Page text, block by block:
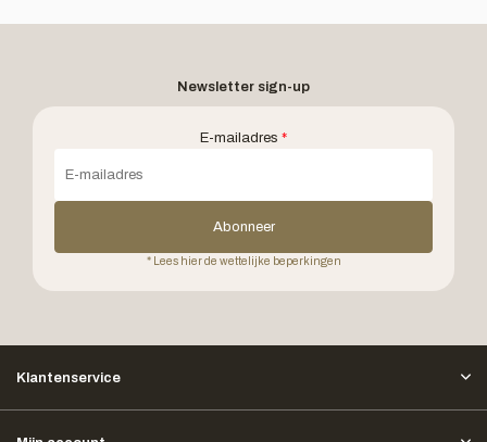
Newsletter sign-up
E-mailadres *
Abonneer
* Lees hier de wettelijke beperkingen
Klantenservice